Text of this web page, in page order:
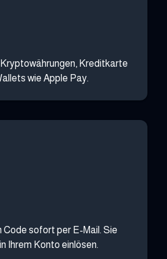
Kreditkarte
wie Apple Pay.
Code sofort per E-Mail. Sie
Ihrem Konto einlösen.